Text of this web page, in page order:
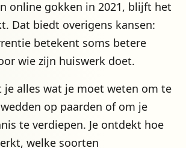
online gokken in 2021, blijft het
Dat biedt overigens kansen:
betekent soms betere
wie zijn huiswerk doet.
je alles wat je moet weten om te
op paarden of om je
te verdiepen. Je ontdekt hoe
welke soorten